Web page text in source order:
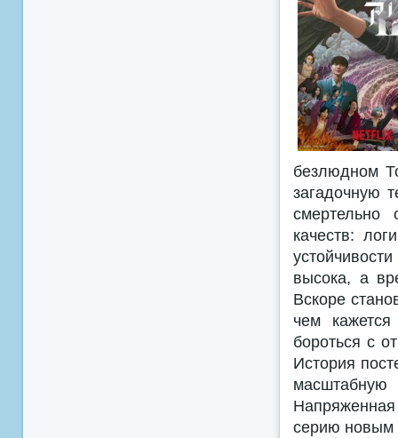
безлюдном
загадочную
смертельно
качеств:
высока, а
Вскоре
чем
бороться с
История
серию новым